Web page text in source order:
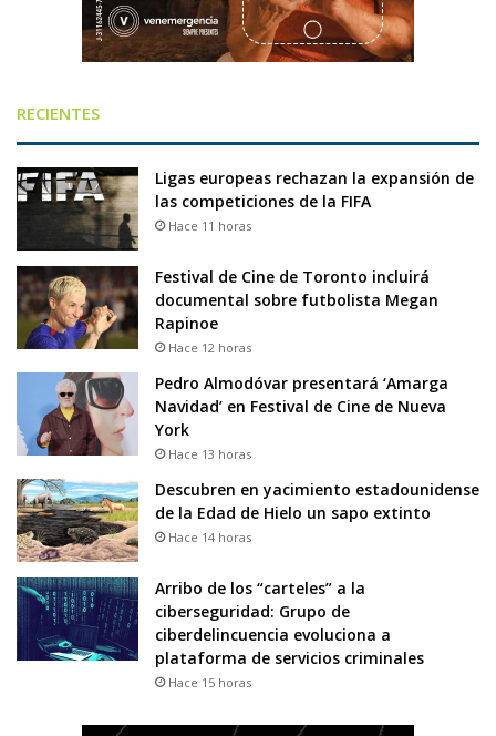
RECIENTES
Ligas europeas rechazan la expansión de
las competiciones de la FIFA
Hace 11 horas
Festival de Cine de Toronto incluirá
documental sobre futbolista Megan
Rapinoe
Hace 12 horas
Pedro Almodóvar presentará ‘Amarga
Navidad’ en Festival de Cine de Nueva
York
Hace 13 horas
Descubren en yacimiento estadounidense
de la Edad de Hielo un sapo extinto
Hace 14 horas
Arribo de los “carteles” a la
ciberseguridad: Grupo de
ciberdelincuencia evoluciona a
plataforma de servicios criminales
Hace 15 horas